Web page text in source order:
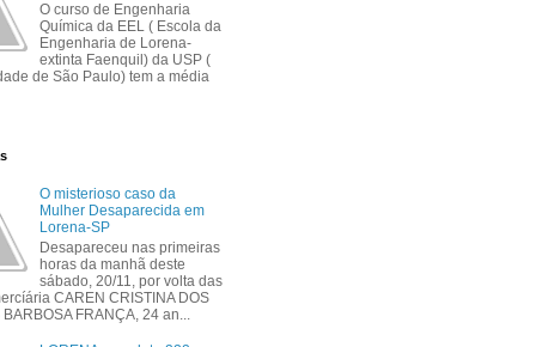
O curso de Engenharia
Química da EEL ( Escola da
Engenharia de Lorena-
extinta Faenquil) da USP (
de São Paulo) tem a média
O misterioso caso da
Mulher Desaparecida em
Lorena-SP
Desapareceu nas primeiras
horas da manhã deste
sábado, 20/11, por volta das
CAREN CRISTINA DOS
FRANÇA, 24 an...